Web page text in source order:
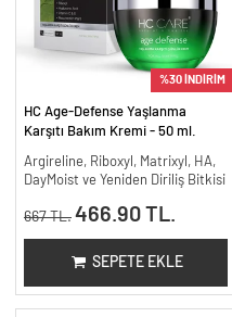
%30 İNDİRİM
HC Age-Defense Yaşlanma
Karşıtı Bakım Kremi - 50 ml.
Argireline, Riboxyl, Matrixyl, HA,
DayMoist ve Yeniden Diriliş Bitkisi
667 TL. 466.90 TL.
SEPETE EKLE